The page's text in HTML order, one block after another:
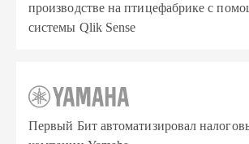
производстве на птицефабрике с
системы Qlik Sense
Первый Бит автоматизировал